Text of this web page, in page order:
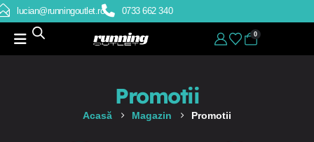
lucian@runningoutlet.ro 0733 662 340
0
Promotii
Acasă Magazin Promotii